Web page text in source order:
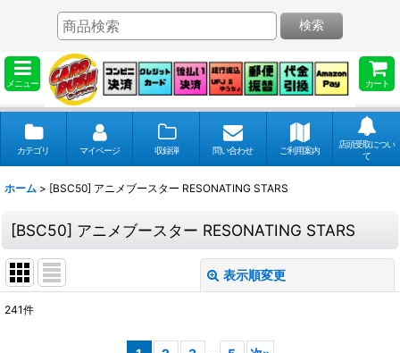
メニュー カート
検索
カテゴリ マイページ 収録弾 問い合わせ ご利用案内
店頭受取につい
て
ホーム > [BSC50] アニメブースター RESONATING STARS
[BSC50] アニメブースター RESONATING STARS
表示順変更
241件